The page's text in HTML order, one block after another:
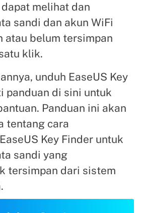
melihat dan
sandi dan akun WiFi
atau belum tersimpan
klik.
unduh EaseUS Key
panduan di sini untuk
Panduan ini akan
tentang cara
Key Finder untuk
sandi yang
tersimpan dari sistem